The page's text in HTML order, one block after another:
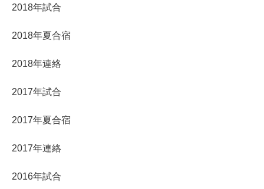
2018年試合
2018年夏合宿
2018年連絡
2017年試合
2017年夏合宿
2017年連絡
2016年試合